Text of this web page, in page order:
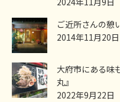
ご近所さんの憩
2014年11月20日
大府市にある味
丸』
2022年9月22日